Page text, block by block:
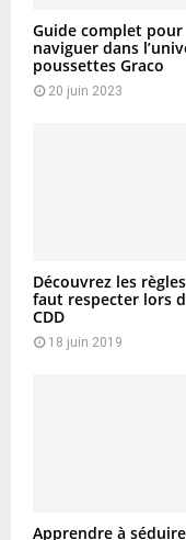
Guide complet pour
naviguer dans
poussettes Graco
20 juin 2023
Découvrez les
faut respecter lors
CDD
18 juin 2019
Apprendre à